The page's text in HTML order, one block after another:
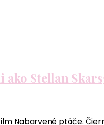
ako Stellan
Nabarvené ptáče.